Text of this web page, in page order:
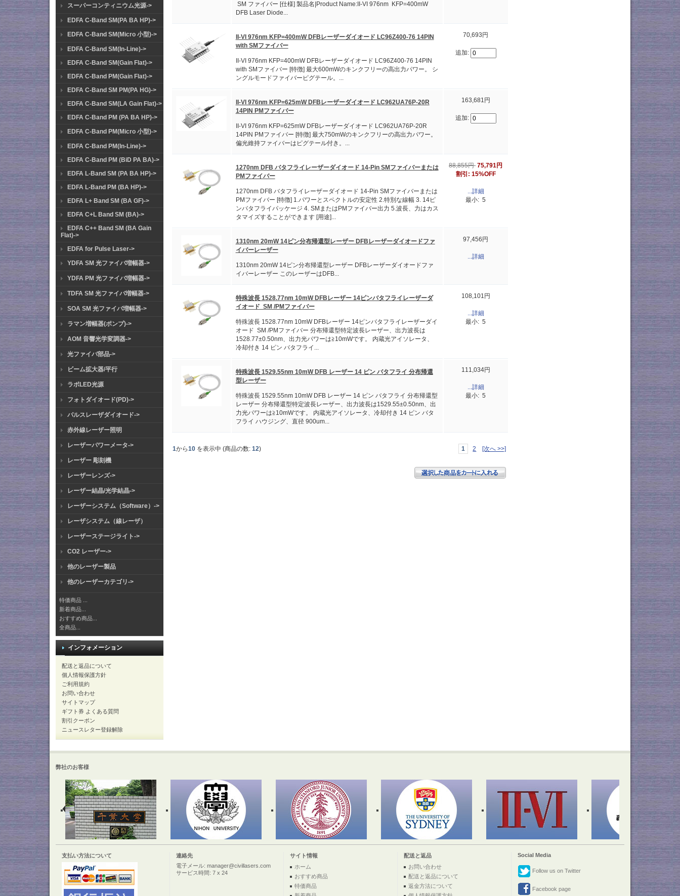
スーパーコンティニウム光源->
EDFA C-Band SM(PA BA HP)->
EDFA C-Band SM(Micro 小型)->
EDFA C-Band SM(In-Line)->
EDFA C-Band SM(Gain Flat)->
EDFA C-Band PM(Gain Flat)->
EDFA C-Band SM PM(PA HG)->
EDFA C-Band SM(LA Gain Flat)->
EDFA C-Band PM (PA BA HP)->
EDFA C-Band PM(Micro 小型)->
EDFA C-Band PM(In-Line)->
EDFA C-Band PM (BiD PA BA)->
EDFA L-Band SM (PA BA HP)->
EDFA L-Band PM (BA HP)->
EDFA L+ Band SM (BA GF)->
EDFA C+L Band SM (BA)->
EDFA C++ Band SM (BA Gain
Flat)->
EDFA for Pulse Laser->
YDFA SM 光ファイバ増幅器->
YDFA PM 光ファイバ増幅器->
TDFA SM 光ファイバ増幅器->
SOA SM 光ファイバ増幅器->
ラマン増幅器(ポンプ)->
AOM 音響光学変調器->
光ファイバ部品->
ビーム拡大器/平行
ラボLED光源
フォトダイオード(PD)->
パルスレーザダイオード->
赤外線レーザー照明
レーザーパワーメータ->
レーザー 彫刻機
レーザーレンズ->
レーザー結晶/光学結晶->
レーザーシステム（Software）->
レーザシステム（線レーザ）
レーザーステージライト->
CO2 レーザー->
他のレーザー製品
他のレーザーカテゴリ->
特価商品 ...
新着商品...
おすすめ商品...
全商品...
インフォメーション
配送と返品について
個人情報保護方針
ご利用規約
お問い合わせ
サイトマップ
ギフト券 よくある質問
割引クーポン
ニュースレター登録解除
SM ファイバー [仕様] 製品名|Product Name:II-VI 976nm KFP=400mW
DFB Laser Diode...
II-VI 976nm KFP=400mW DFBレーザーダイオード LC96Z400-76 14PIN
with SMファイバー
II-VI 976nm KFP=400mW DFBレーザーダイオード LC96Z400-76 14PIN
with SMファイバー [特徴] 最大600mWのキンクフリーの高出力パワー。 シ
ングルモードファイバーピグテール。...
70,693円
追加:
II-VI 976nm KFP=625mW DFBレーザーダイオード LC962UA76P-20R
14PIN PMファイバー
II-VI 976nm KFP=625mW DFBレーザーダイオード LC962UA76P-20R
14PIN PMファイバー [特徴] 最大750mWのキンクフリーの高出力パワー。
偏光維持ファイバーはピグテール付き。...
163,681円
追加:
1270nm DFB バタフライレーザーダイオード 14-Pin SMファイバーまたは
PMファイバー
1270nm DFB バタフライレーザーダイオード 14-Pin SMファイバーまたは
PMファイバー [特徴] 1.パワーとスペクトルの安定性 2.特別な線幅 3. 14ピ
ンバタフライパッケージ 4. SMまたはPMファイバー出力 5.波長、力はカス
タマイズすることができます [用途]...
88,855円 75,791円
割引: 15%OFF
...詳細
最小: 5
1310nm 20mW 14ピン分布帰還型レーザー DFBレーザーダイオードファ
イバーレーザー
1310nm 20mW 14ピン分布帰還型レーザー DFBレーザーダイオードファ
イバーレーザー このレーザーはDFB...
97,456円
...詳細
特殊波長 1528.77nm 10mW DFBレーザー 14ピンバタフライレーザーダ
イオード SM /PMファイバー
特殊波長 1528.77nm 10mW DFBレーザー 14ピンバタフライレーザーダイ
オード SM /PMファイバー 分布帰還型特定波長レーザー、出力波長は
1528.77±0.50nm、出力光パワーは≧10mWです。 内蔵光アイソレータ、
冷却付き 14 ピン バタフライ...
108,101円
...詳細
最小: 5
特殊波長 1529.55nm 10mW DFB レーザー 14 ピン バタフライ 分布帰還
型レーザー
特殊波長 1529.55nm 10mW DFB レーザー 14 ピン バタフライ 分布帰還型
レーザー 分布帰還型特定波長レーザー、出力波長は1529.55±0.50nm、出
力光パワーは≧10mWです。 内蔵光アイソレータ、冷却付き 14 ピン バタ
フライ ハウジング、直径 900um...
111,034円
...詳細
最小: 5
1から10を表示中 (商品の数: 12) 1 2 [次へ >>]
弊社のお客様
支払い方法について 連絡先 サイト情報 配送と返品
Social Media
電子メール: manager@civillasers.com
サービス時間: 7 x 24
ホーム
おすすめ商品
特価商品
お問い合わせ
配送と返品について
返金方法について
Follow us on Twitter
Facebook page